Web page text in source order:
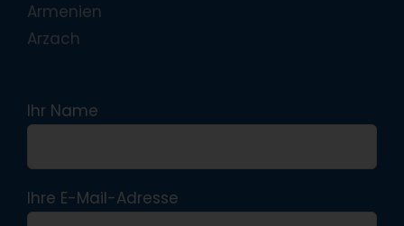
Armenien
Arzach
Ihr Name
Ihre E-Mail-Adresse